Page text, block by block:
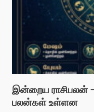
இன்றைய ராசிபலன்
பலன்கள் உள்ளன